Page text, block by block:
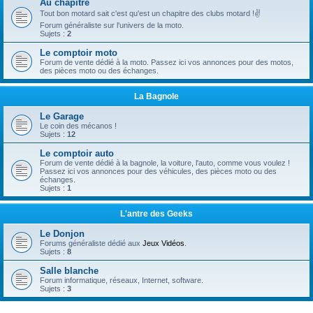
Au chapitre
Tout bon motard sait c'est qu'est un chapitre des clubs motard !✌
Forum généraliste sur l'univers de la moto.
Sujets : 2
Le comptoir moto
Forum de vente dédié à la moto. Passez ici vos annonces pour des motos,
des pièces moto ou des échanges.
La Bagnole
Le Garage
Le coin des mécanos !
Sujets : 12
Le comptoir auto
Forum de vente dédié à la bagnole, la voiture, l'auto, comme vous voulez !
Passez ici vos annonces pour des véhicules, des pièces moto ou des
échanges.
Sujets : 1
L'antre des Geeks
Le Donjon
Forums généraliste dédié aux Jeux Vidéos
Sujets : 8
Salle blanche
Forum informatique, réseaux, Internet, software.
Sujets : 3